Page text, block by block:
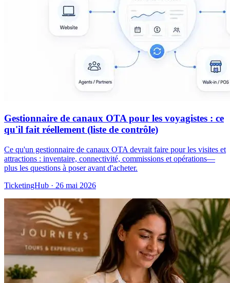
Gestionnaire de canaux OTA pour les voyagistes : ce
qu'il fait réellement (liste de contrôle)
Ce qu'un gestionnaire de canaux OTA devrait faire pour les visites et
attractions : inventaire, connectivité, commissions et opérations—
plus les questions à poser avant d'acheter.
TicketingHub · 26 mai 2026